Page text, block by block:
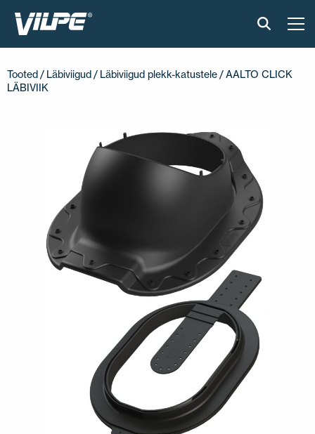
PAIGALDUS JA MATERJALID
VÕTA MEIEGA ÜHENDUST
USA ET
Tooted / Läbiviigud / Läbiviigud plekk-katustele / AALTO CLICK
LÄBIVIIK